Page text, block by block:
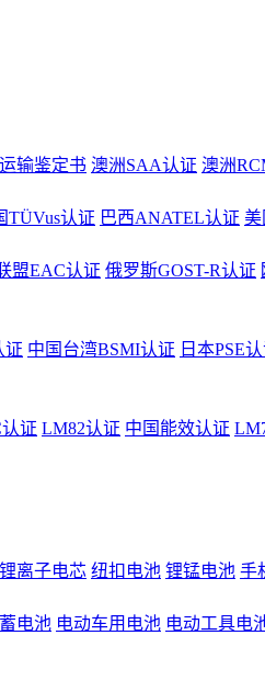
输鉴定书 澳洲SAA认证 澳洲
TÜVus认证 巴西ANATEL认证 美
盟EAC认证 俄罗斯GOST-R认证
证 中国台湾BSMI认证 日本PSE
证 LM82认证 中国能效认证
锂离子电芯 纽扣电池 锂锰电池 手
电池 电动车用电池 电动工具电